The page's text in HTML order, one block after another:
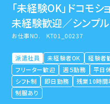
「未経験OK」ドコモ
未経験歓迎／シンプ
売スタッフ
お仕事NO.KT01_00237
派遣社員 未経験者OK 経験者
フリーター歓迎
週５勤務 平日
シフト制
即日勤務 残業10時間
制服あり